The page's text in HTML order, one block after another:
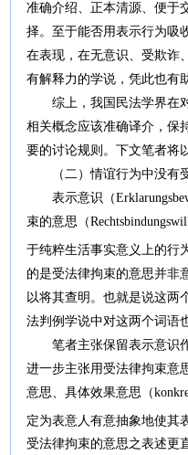
准确介绍、正本清源、便于
择。至于能否用表示行为吸
在表现，在无意识、受欺诈
有解释力的学说，凭此也有
综上，我国民法学界在对
相关概念应该准确译介，保
要的讨论规则。下文笔者将
（二）情谊行为中没有
表示意识（
束的意思（
于纯粹生活事实意义上的行
的是受法律拘束的意思并非
以将其查明。也就是说这两
法判例学说中对这两个词语
笔者主张保留表示意识作
进一步主张用受法律拘束意
意思、具体效果意思（
定为表意人有意抽象地使其
受法律拘束的意思之表述更